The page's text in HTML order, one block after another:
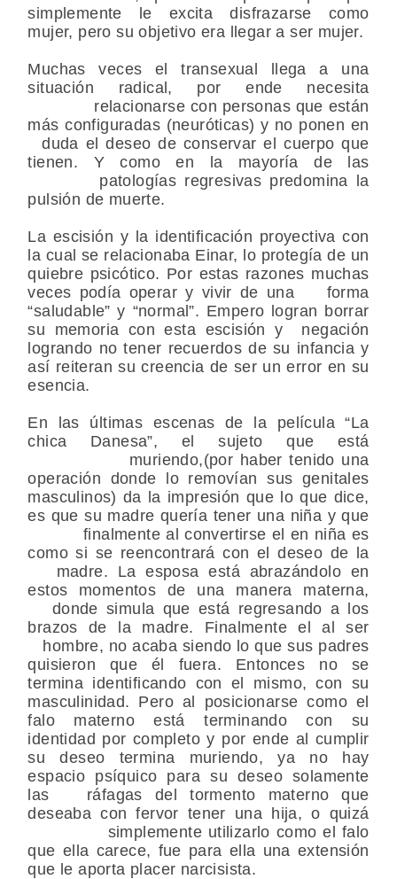
simplemente le excita disfrazarse como
mujer, pero su objetivo era llegar a ser mujer.
Muchas veces el transexual llega a una
situación radical, por ende necesita
relacionarse con personas que están
más configuradas (neuróticas) y no ponen en
duda el deseo de conservar el cuerpo que
tienen. Y como en la mayoría de las
patologías regresivas predomina la
pulsión de muerte.
La escisión y la identificación proyectiva con
la cual se relacionaba Einar, lo protegía de un
quiebre psicótico. Por estas razones muchas
veces podía operar y vivir de una forma
“saludable” y “normal”. Empero logran borrar
su memoria con esta escisión y negación
logrando no tener recuerdos de su infancia y
así reiteran su creencia de ser un error en su
esencia.
En las últimas escenas de la película “La
chica Danesa”, el sujeto que está
muriendo,(por haber tenido una
operación donde lo removían sus genitales
masculinos) da la impresión que lo que dice,
es que su madre quería tener una niña y que
finalmente al convertirse el en niña es
como si se reencontrará con el deseo de la
madre. La esposa está abrazándolo en
estos momentos de una manera materna,
donde simula que está regresando a los
brazos de la madre. Finalmente el al ser
hombre, no acaba siendo lo que sus padres
quisieron que él fuera. Entonces no se
termina identificando con el mismo, con su
masculinidad. Pero al posicionarse como el
falo materno está terminando con su
identidad por completo y por ende al cumplir
su deseo termina muriendo, ya no hay
espacio psíquico para su deseo solamente
las ráfagas del tormento materno que
deseaba con fervor tener una hija, o quizá
simplemente utilizarlo como el falo
que ella carece, fue para ella una extensión
que le aporta placer narcisista.